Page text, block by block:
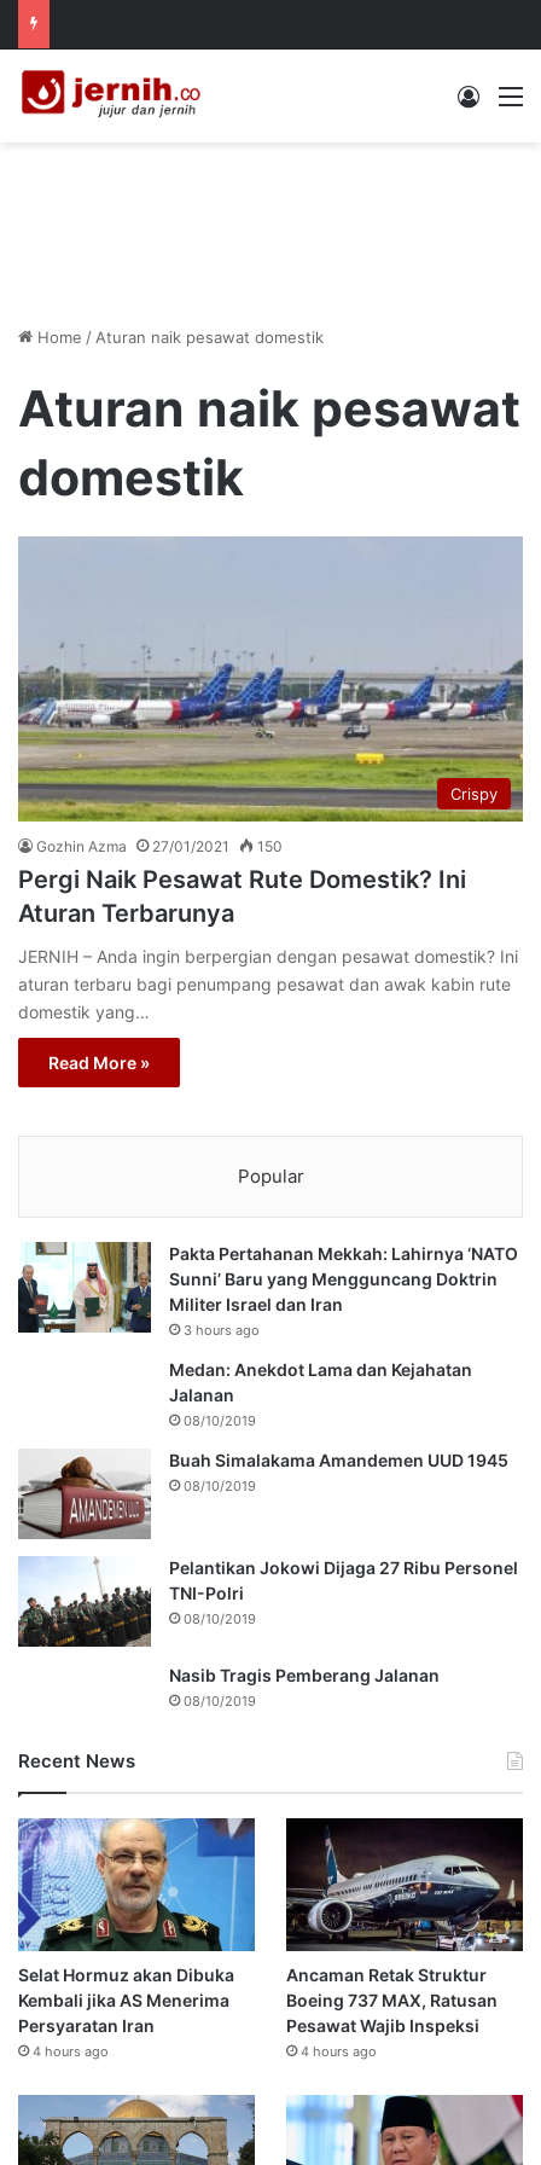
Log In
Home / Aturan naik pesawat domestik
Aturan naik pesawat
domestik
Crispy
Gozhin Azma 27/01/2021 150
Pergi Naik Pesawat Rute Domestik? Ini
Aturan Terbarunya
JERNIH – Anda ingin berpergian dengan pesawat domestik? Ini
aturan terbaru bagi penumpang pesawat dan awak kabin rute
domestik yang…
Read More »
Popular
Pakta Pertahanan Mekkah: Lahirnya ‘NATO
Sunni’ Baru yang Mengguncang Doktrin
Militer Israel dan Iran
3 hours ago
Medan: Anekdot Lama dan Kejahatan
Jalanan
08/10/2019
Buah Simalakama Amandemen UUD 1945
08/10/2019
Pelantikan Jokowi Dijaga 27 Ribu Personel
TNI-Polri
08/10/2019
Nasib Tragis Pemberang Jalanan
08/10/2019
Recent News
Selat Hormuz akan Dibuka
Kembali jika AS Menerima
Persyaratan Iran
4 hours ago
Ancaman Retak Struktur
Boeing 737 MAX, Ratusan
Pesawat Wajib Inspeksi
4 hours ago